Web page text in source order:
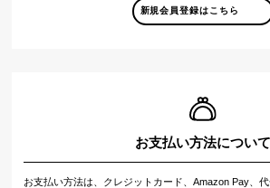
新規会員登録はこちら
お支払い方法について
お支払い方法は、クレジットカード、Amazon Pay、